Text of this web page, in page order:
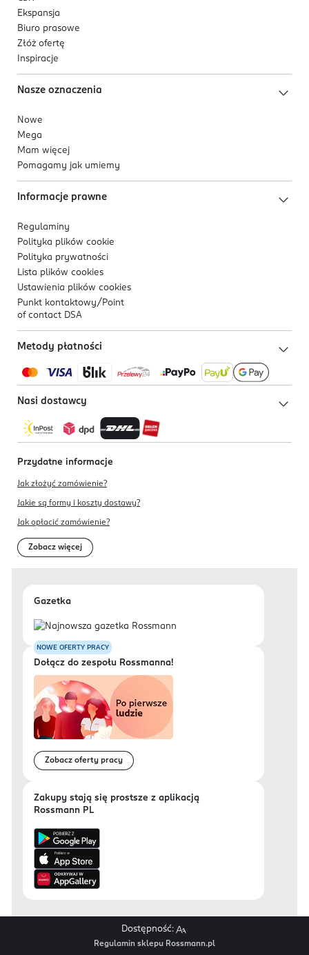
Ekspansja
Biuro prasowe
Złóż ofertę
Inspiracje
Nasze oznaczenia
Nowe
Mega
Mam więcej
Pomagamy jak umiemy
Informacje prawne
Regulaminy
Polityka plików cookie
Polityka prywatności
Lista plików cookies
Ustawienia plików cookies
Punkt kontaktowy/ Point
of contact DSA
Metody płatności
Nasi dostawcy
Przydatne informacje
Jak złożyć zamówienie?
Jakie są formy i koszty dostawy?
Jak opłacić zamówienie?
Zobacz więcej
Gazetka
NOWE OFERTY PRACY
Dołącz do zespołu Rossmanna!
Zobacz oferty pracy
Zakupy stają się prostsze z aplikacją
Rossmann PL
Dostępność:
Regulamin sklepu Rossmann.pl